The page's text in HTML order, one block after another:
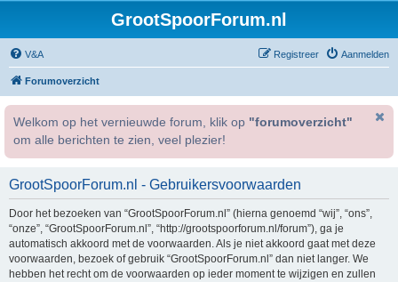
GrootSpoorForum.nl
V&A Aanmelden
Registreer
Forumoverzicht
Welkom op het vernieuwde forum, klik op "forumoverzicht"
om alle berichten te zien, veel plezier!
GrootSpoorForum.nl - Gebruikersvoorwaarden
Door het bezoeken van “GrootSpoorForum.nl” (hierna genoemd “wij”, “ons”,
“onze”, “GrootSpoorForum.nl”, “http://grootspoorforum.nl/forum”), ga je
automatisch akkoord met de voorwaarden. Als je niet akkoord gaat met deze
voorwaarden, bezoek of gebruik “GrootSpoorForum.nl” dan niet langer. We
hebben het recht om de voorwaarden op ieder moment te wijzigen en zullen